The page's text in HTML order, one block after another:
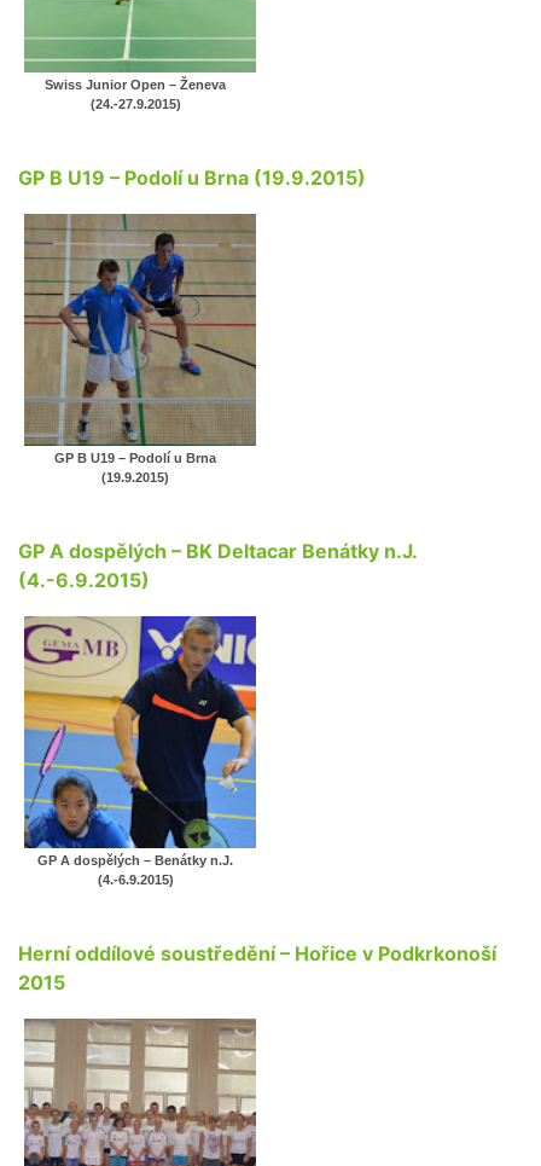
Swiss Junior Open – Ženeva
(24.-27.9.2015)
GP B U19 – Podolí u Brna (19.9.2015)
GP B U19 – Podolí u Brna
(19.9.2015)
GP A dospělých – BK Deltacar Benátky n.J.
(4.-6.9.2015)
GP A dospělých – Benátky n.J.
(4.-6.9.2015)
Herní oddílové soustředění – Hořice v Podkrkonoší
2015